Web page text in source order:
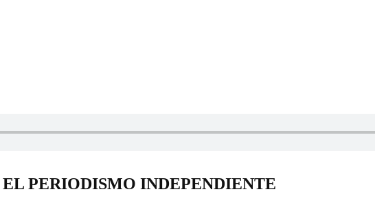
PERIODISMO INDEPENDIENTE